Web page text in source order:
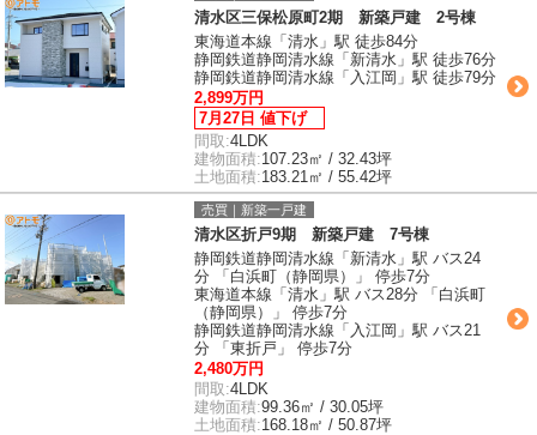
清水区三保松原町2期 新築戸建 2号棟
東海道本線「清水」駅 徒歩84分
静岡鉄道静岡清水線「新清水」駅 徒歩76分
静岡鉄道静岡清水線「入江岡」駅 徒歩79分
2,899万円
7月27日 値下げ
間取:4LDK
建物面積:107.23㎡ / 32.43坪
土地面積:183.21㎡ / 55.42坪
売買｜新築一戸建
清水区折戸9期 新築戸建 7号棟
静岡鉄道静岡清水線「新清水」駅 バス24
分 「白浜町（静岡県）」 停歩7分
東海道本線「清水」駅 バス28分 「白浜町
（静岡県）」 停歩7分
静岡鉄道静岡清水線「入江岡」駅 バス21
分 「東折戸」 停歩7分
2,480万円
間取:4LDK
建物面積:99.36㎡ / 30.05坪
土地面積:168.18㎡ / 50.87坪